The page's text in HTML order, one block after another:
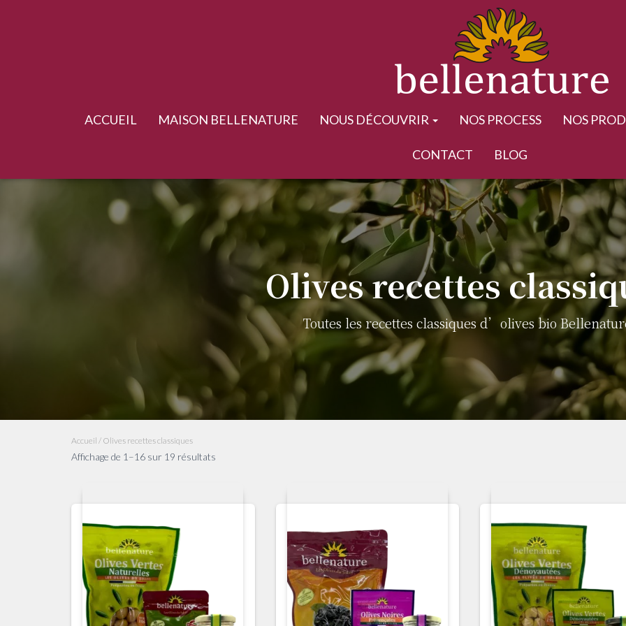
ACCUEIL MAISON BELLENATURE NOUS DÉCOUVRIR NOS PROCESS NOS
CONTACT BLOG
Olives recettes
Toutes les recettes classiques d’olives bio
Accueil / Olives recettes classiques
Affichage de 1–16 sur 19 résultats